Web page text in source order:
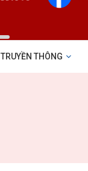
TRUYỀN THÔNG